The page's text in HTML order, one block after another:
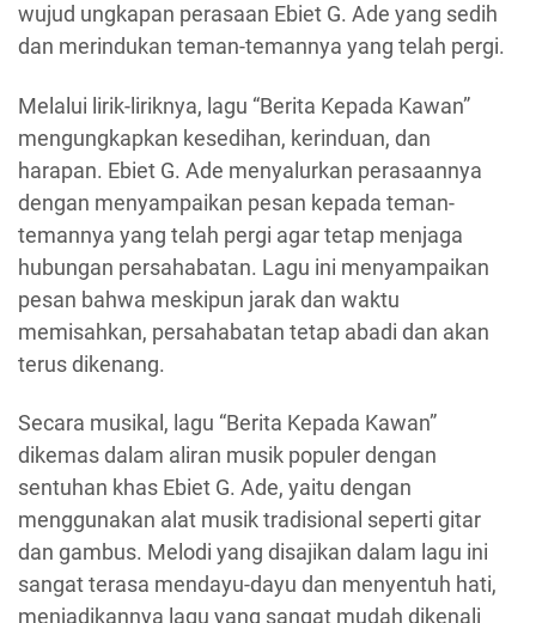
wujud ungkapan perasaan Ebiet G. Ade yang sedih
dan merindukan teman-temannya yang telah pergi.
Melalui lirik-liriknya, lagu “Berita Kepada Kawan”
mengungkapkan kesedihan, kerinduan, dan
harapan. Ebiet G. Ade menyalurkan perasaannya
dengan menyampaikan pesan kepada teman-
temannya yang telah pergi agar tetap menjaga
hubungan persahabatan. Lagu ini menyampaikan
pesan bahwa meskipun jarak dan waktu
memisahkan, persahabatan tetap abadi dan akan
terus dikenang.
Secara musikal, lagu “Berita Kepada Kawan”
dikemas dalam aliran musik populer dengan
sentuhan khas Ebiet G. Ade, yaitu dengan
menggunakan alat musik tradisional seperti gitar
dan gambus. Melodi yang disajikan dalam lagu ini
sangat terasa mendayu-dayu dan menyentuh hati,
menjadikannya lagu yang sangat mudah dikenali